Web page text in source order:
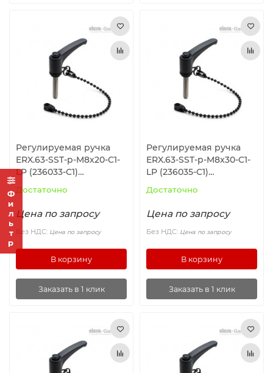
Фильтр
Регулируемая ручка
ERX.63-SST-p-M8x20-C1-
LP (236033-C1)
Достаточно
Цена по запросу
Без НДС: Цена по запросу
В корзину
Заказать в 1 клик
Регулируемая ручка
ERX.63-SST-p-M8x30-C1-
LP (236035-C1)
Достаточно
Цена по запросу
Без НДС: Цена по запросу
В корзину
Заказать в 1 клик